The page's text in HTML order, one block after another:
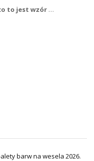
to jest wzór …
barw na wesela 2026.